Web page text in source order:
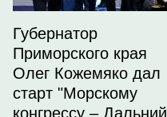
Губернатор
Приморского края
Олег Кожемяко дал
старт "Морскому
конгрессу – Дальний